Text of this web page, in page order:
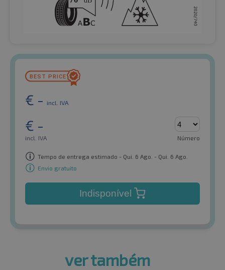
€ - incl. IVA
€ -
incl. IVA Número
Tempo de entrega estimado - Qui. 6 Ago. - Qui. 6 Ago.
Envio gratuito
Indisponível
ver também